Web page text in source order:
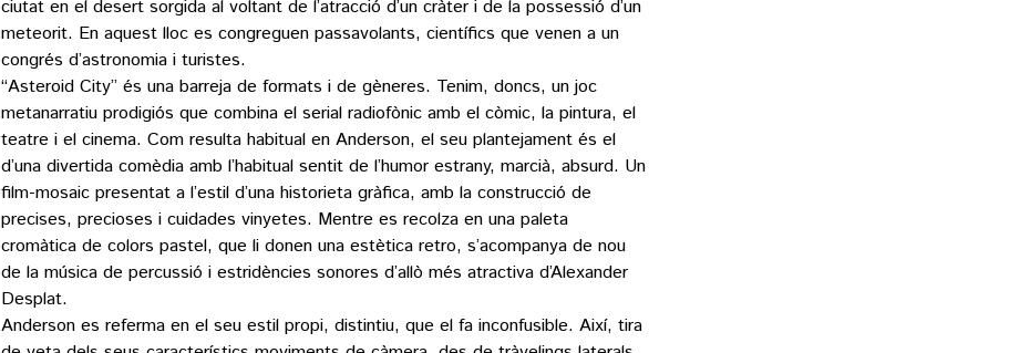
ciutat en el desert sorgida al voltant de l’atracció d’un cràter i de la possessió d’un
meteorit. En aquest lloc es congreguen passavolants, científics que venen a un
congrés d’astronomia i turistes.
“Asteroid City” és una barreja de formats i de gèneres. Tenim, doncs, un joc
metanarratiu prodigiós que combina el serial radiofònic amb el còmic, la pintura, el
teatre i el cinema. Com resulta habitual en Anderson, el seu plantejament és el
d’una divertida comèdia amb l’habitual sentit de l’humor estrany, marcià, absurd. Un
film-mosaic presentat a l’estil d’una historieta gràfica, amb la construcció de
precises, precioses i cuidades vinyetes. Mentre es recolza en una paleta
cromàtica de colors pastel, que li donen una estètica retro, s’acompanya de nou
de la música de percussió i estridències sonores d’allò més atractiva d’Alexander
Desplat.
Anderson es referma en el seu estil propi, distintiu, que el fa inconfusible. Així, tira